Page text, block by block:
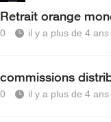
Retrait orange
0 il y a plus de 4 ans
commissions
0 il y a plus de 4 ans